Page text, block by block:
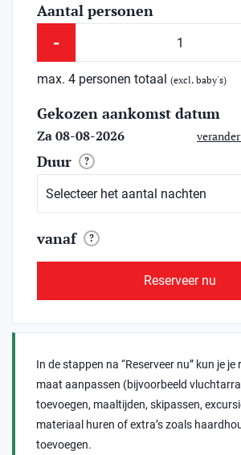
Aantal personen
-
max. 4 personen totaal (excl. baby's)
Gekozen aankomst datum
Za 08-08-2026
Duur ?
vanaf ?
Reserveer nu
In de stappen na “Reserveer nu” kun je
maat aanpassen (bijvoorbeeld
toevoegen, maaltijden, skipassen,
materiaal huren of extra’s zoals
toevoegen.